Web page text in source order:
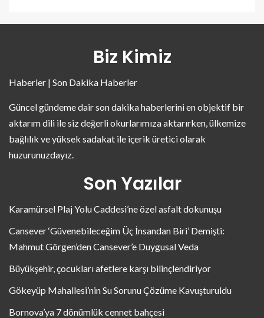
Biz Kimiz
Haberler | Son Dakika Haberler
Güncel gündeme dair son dakika haberlerini en objektif bir
aktarım dili ile siz değerli okurlarımıza aktarırken, ülkemize
bağlılık ve yüksek sadakat ile içerik üretici olarak
huzurunuzdayız.
Son Yazılar
Karamürsel Plaj Yolu Caddesi’ne özel asfalt dokunuşu
Cansever ‘Güvenebileceğim Üç İnsandan Biri’ Demişti:
Mahmut Görgen’den Cansever’e Duygusal Veda
Büyükşehir, çocukları afetlere karşı bilinçlendiriyor
Gökeyüp Mahallesi’nin Su Sorunu Çözüme Kavuşturuldu
Bornova’ya 7 dönümlük cennet bahçesi